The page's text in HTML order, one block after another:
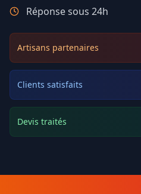
Réponse sous 24h
Artisans partenaires
Clients satisfaits
Devis traités